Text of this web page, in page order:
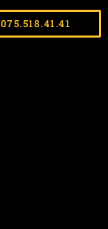
075.518.41.41